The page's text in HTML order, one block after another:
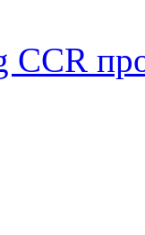
CCR